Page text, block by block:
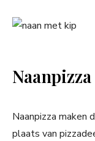
Naanpizza maken
plaats van